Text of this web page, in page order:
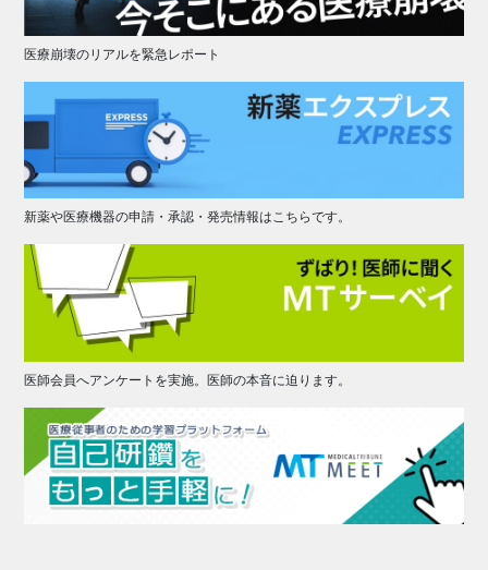
医療崩壊のリアルを緊急レポート
新薬や医療機器の申請・承認・発売情報はこちらです。
医師会員へアンケートを実施。医師の本音に迫ります。